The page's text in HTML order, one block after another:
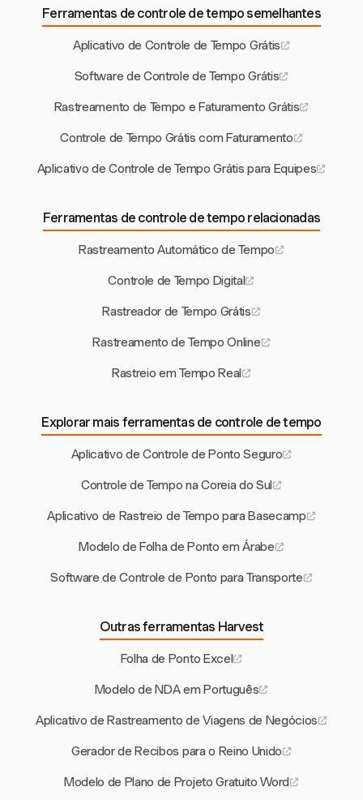
Ferramentas de controle de tempo semelhantes
Aplicativo de Controle de Tempo Grátis
Software de Controle de Tempo Grátis
Rastreamento de Tempo e Faturamento Grátis
Controle de Tempo Grátis com Faturamento
Aplicativo de Controle de Tempo Grátis para Equipes
Ferramentas de controle de tempo relacionadas
Rastreamento Automático de Tempo
Controle de Tempo Digital
Rastreador de Tempo Grátis
Rastreamento de Tempo Online
Rastreio em Tempo Real
Explorar mais ferramentas de controle de tempo
Aplicativo de Controle de Ponto Seguro
Controle de Tempo na Coreia do Sul
Aplicativo de Rastreio de Tempo para Basecamp
Modelo de Folha de Ponto em Árabe
Software de Controle de Ponto para Transporte
Outras ferramentas Harvest
Folha de Ponto Excel
Modelo de NDA em Português
Aplicativo de Rastreamento de Viagens de Negócios
Gerador de Recibos para o Reino Unido
Modelo de Plano de Projeto Gratuito Word